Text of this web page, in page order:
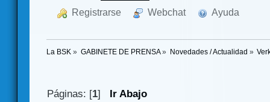
Registrarse Webchat Ayuda
La BSK » GABINETE DE PRENSA» Novedades / Actualidad »
Páginas: [1] Ir Abajo